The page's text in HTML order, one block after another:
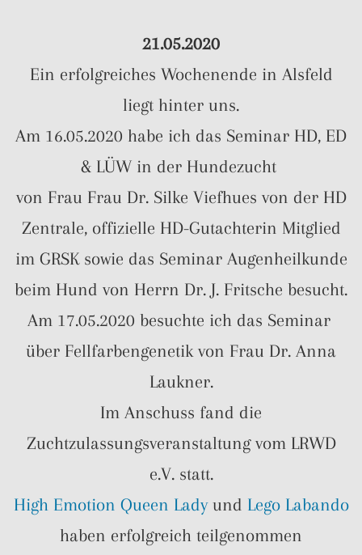
21.05.2020
Ein erfolgreiches Wochenende in Alsfeld
liegt hinter uns.
Am 16.05.2020 habe ich das Seminar HD, ED
& LÜW in der Hundezucht
von Frau Frau Dr. Silke Viefhues von der HD
Zentrale, offizielle HD-Gutachterin Mitglied
im GRSK sowie das Seminar Augenheilkunde
beim Hund von Herrn Dr. J. Fritsche besucht.
Am 17.05.2020 besuchte ich das Seminar
über Fellfarbengenetik von Frau Dr. Anna
Laukner.
Im Anschuss fand die
Zuchtzulassungsveranstaltung vom LRWD
e.V. statt.
High Emotion Queen Ladyund Lego Labando
haben erfolgreich teilgenommen